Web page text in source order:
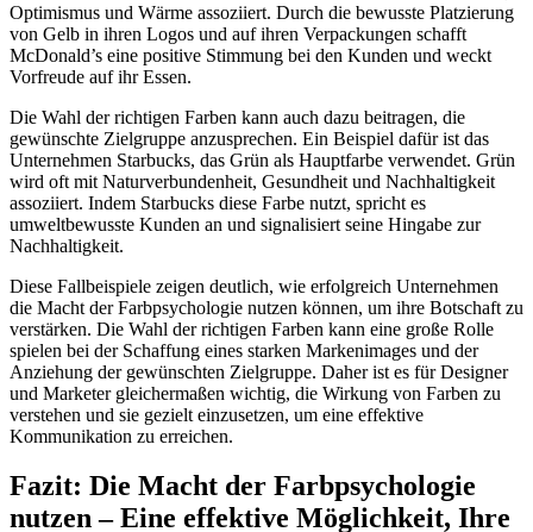
Optimismus und Wärme assoziiert. Durch die bewusste Platzierung
von Gelb in ihren Logos und auf ihren Verpackungen schafft
McDonald’s eine positive Stimmung bei den Kunden und weckt
Vorfreude auf ihr Essen.
Die Wahl der richtigen Farben kann auch dazu beitragen, die
gewünschte Zielgruppe anzusprechen. Ein Beispiel dafür ist das
Unternehmen Starbucks, das Grün als Hauptfarbe verwendet. Grün
wird oft mit Naturverbundenheit, Gesundheit und Nachhaltigkeit
assoziiert. Indem Starbucks diese Farbe nutzt, spricht es
umweltbewusste Kunden an und signalisiert seine Hingabe zur
Nachhaltigkeit.
Diese Fallbeispiele zeigen deutlich, wie erfolgreich Unternehmen
die Macht der Farbpsychologie nutzen können, um ihre Botschaft zu
verstärken. Die Wahl der richtigen Farben kann eine große Rolle
spielen bei der Schaffung eines starken Markenimages und der
Anziehung der gewünschten Zielgruppe. Daher ist es für Designer
und Marketer gleichermaßen wichtig, die Wirkung von Farben zu
verstehen und sie gezielt einzusetzen, um eine effektive
Kommunikation zu erreichen.
Fazit: Die Macht der Farbpsychologie
nutzen – Eine effektive Möglichkeit, Ihre